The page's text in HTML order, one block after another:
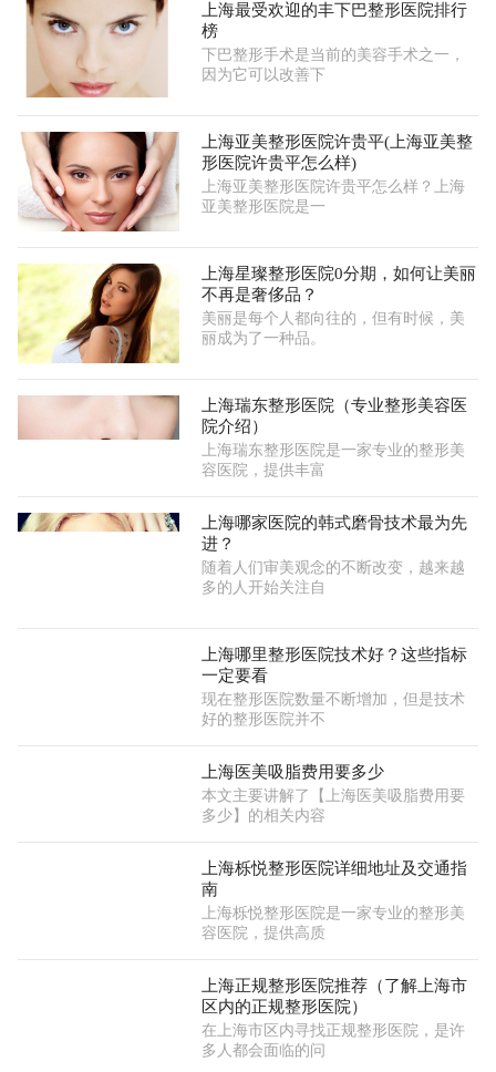
上海最受欢迎的丰下巴整形医院排行
榜
下巴整形手术是当前的美容手术之一，
因为它可以改善下
上海亚美整形医院许贵平(上海亚美整
形医院许贵平怎么样)
上海亚美整形医院许贵平怎么样？上海
亚美整形医院是一
上海星璨整形医院0分期，如何让美丽
不再是奢侈品？
美丽是每个人都向往的，但有时候，美
丽成为了一种品。
上海瑞东整形医院（专业整形美容医
院介绍）
上海瑞东整形医院是一家专业的整形美
容医院，提供丰富
上海哪家医院的韩式磨骨技术最为先
进？
随着人们审美观念的不断改变，越来越
多的人开始关注自
上海哪里整形医院技术好？这些指标
一定要看
现在整形医院数量不断增加，但是技术
好的整形医院并不
上海医美吸脂费用要多少
本文主要讲解了【上海医美吸脂费用要
多少】的相关内容
上海栎悦整形医院详细地址及交通指
南
上海栎悦整形医院是一家专业的整形美
容医院，提供高质
上海正规整形医院推荐（了解上海市
区内的正规整形医院）
在上海市区内寻找正规整形医院，是许
多人都会面临的问